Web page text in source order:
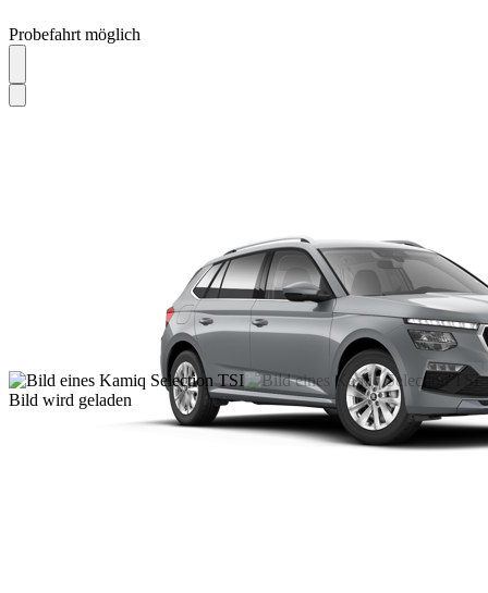
Probefahrt möglich
Bild wird geladen